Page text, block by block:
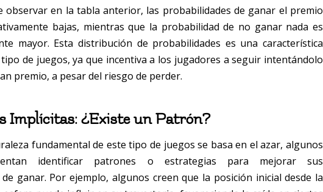
observar en la tabla anterior, las probabilidades de ganar el premio
bajas, mientras que la probabilidad de no ganar nada es
mayor. Esta distribución de probabilidades es una característica
de juegos, ya que incentiva a los jugadores a seguir intentándolo
premio, a pesar del riesgo de perder.
Implícitas: ¿Existe un Patrón?
fundamental de este tipo de juegos se basa en el azar, algunos
identificar patrones o estrategias para mejorar sus
ganar. Por ejemplo, algunos creen que la posición inicial desde la